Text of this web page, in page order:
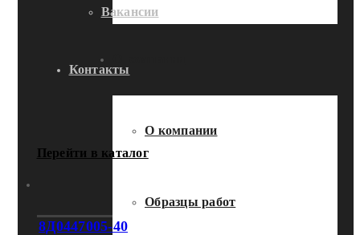
Вакансии
Контакты
Перейти в каталог
О компании
Образцы работ
8Д0447005-40